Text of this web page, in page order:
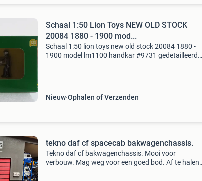
Schaal 1:50 Lion Toys NEW OLD STOCK
20084 1880 - 1900 mod...
Schaal 1:50 lion toys new old stock 20084 1880 -
1900 model lm1100 handkar #9731 gedetailleerd
Nieuw Ophalen of Verzenden
tekno daf cf spacecab bakwagenchassis.
Tekno daf cf bakwagenchassis. Mooi voor
verbouw. Mag weg voor een goed bod. Af te halen